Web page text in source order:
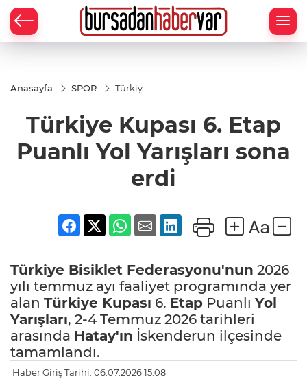
Anasayfa SPOR
Türkiye
Puanlı
Yol
Yarışları
sona
Türkiye Kupası 6. Etap
Puanlı Yol Yarışları sona
erdi
Türkiye Bisiklet Federasyonu'nun 2026
yılı temmuz ayı faaliyet programında yer
alan Türkiye Kupası 6. Etap Puanlı Yol
Yarışları, 2-4 Temmuz 2026 tarihleri
arasında Hatay'ın İskenderun ilçesinde
tamamlandı.
Haber Giriş Tarihi: 06.07.2026 15:08